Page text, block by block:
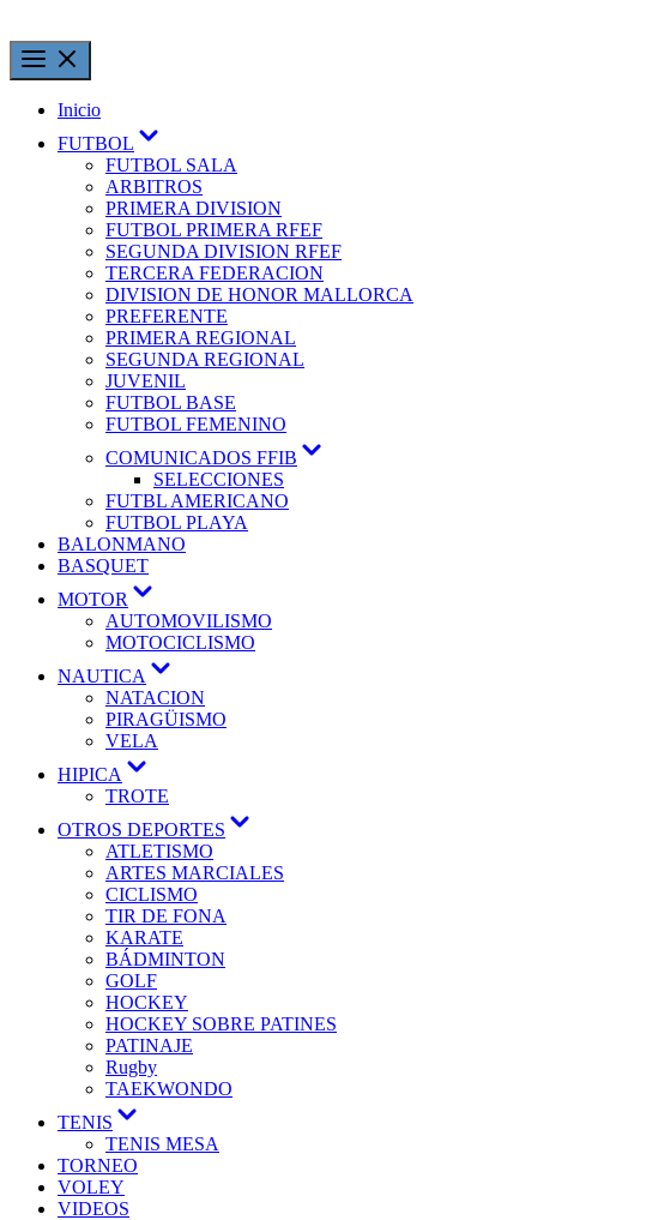
Inicio
FUTBOL
FUTBOL SALA
ARBITROS
PRIMERA DIVISION
FUTBOL PRIMERA RFEF
SEGUNDA DIVISION RFEF
TERCERA FEDERACION
DIVISION DE HONOR MALLORCA
PREFERENTE
PRIMERA REGIONAL
SEGUNDA REGIONAL
JUVENIL
FUTBOL BASE
FUTBOL FEMENINO
COMUNICADOS FFIB
SELECCIONES
FUTBL AMERICANO
FUTBOL PLAYA
BALONMANO
BASQUET
MOTOR
AUTOMOVILISMO
MOTOCICLISMO
NAUTICA
NATACION
PIRAGÜISMO
VELA
HIPICA
TROTE
OTROS DEPORTES
ATLETISMO
ARTES MARCIALES
CICLISMO
TIR DE FONA
KARATE
BÁDMINTON
GOLF
HOCKEY
HOCKEY SOBRE PATINES
PATINAJE
Rugby
TAEKWONDO
TENIS
TENIS MESA
TORNEO
VOLEY
VIDEOS